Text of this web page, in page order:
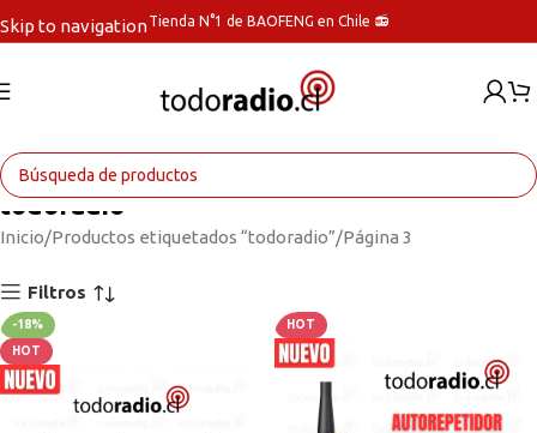
Skip to navigationTienda N°1 de BAOFENG en Chile 📻
todoradio
Inicio Productos etiquetados “todoradio” Página 3
Filtros
-18%
HOT
HOT